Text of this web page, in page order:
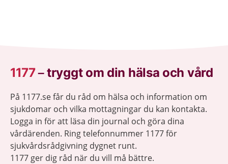
1177–tryggt om din hälsa och vård
På 1177.se får du råd om hälsa och information om
sjukdomar och vilka mottagningar du kan kontakta.
Logga in för att läsa din journal och göra dina
vårdärenden. Ring telefonnummer 1177 för
sjukvårdsrådgivning dygnet runt.
1177 ger dig råd när du vill må bättre.